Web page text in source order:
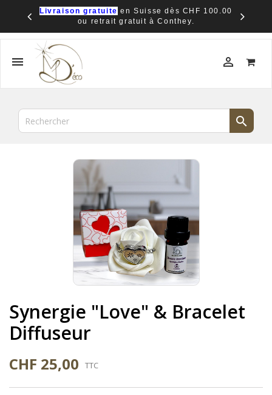
Livraison gratuite en Suisse dès CHF 100.00
ou retrait gratuit à Conthey.
 

Synergie "Love" & Bracelet
Diffuseur
CHF 25,00 TTC